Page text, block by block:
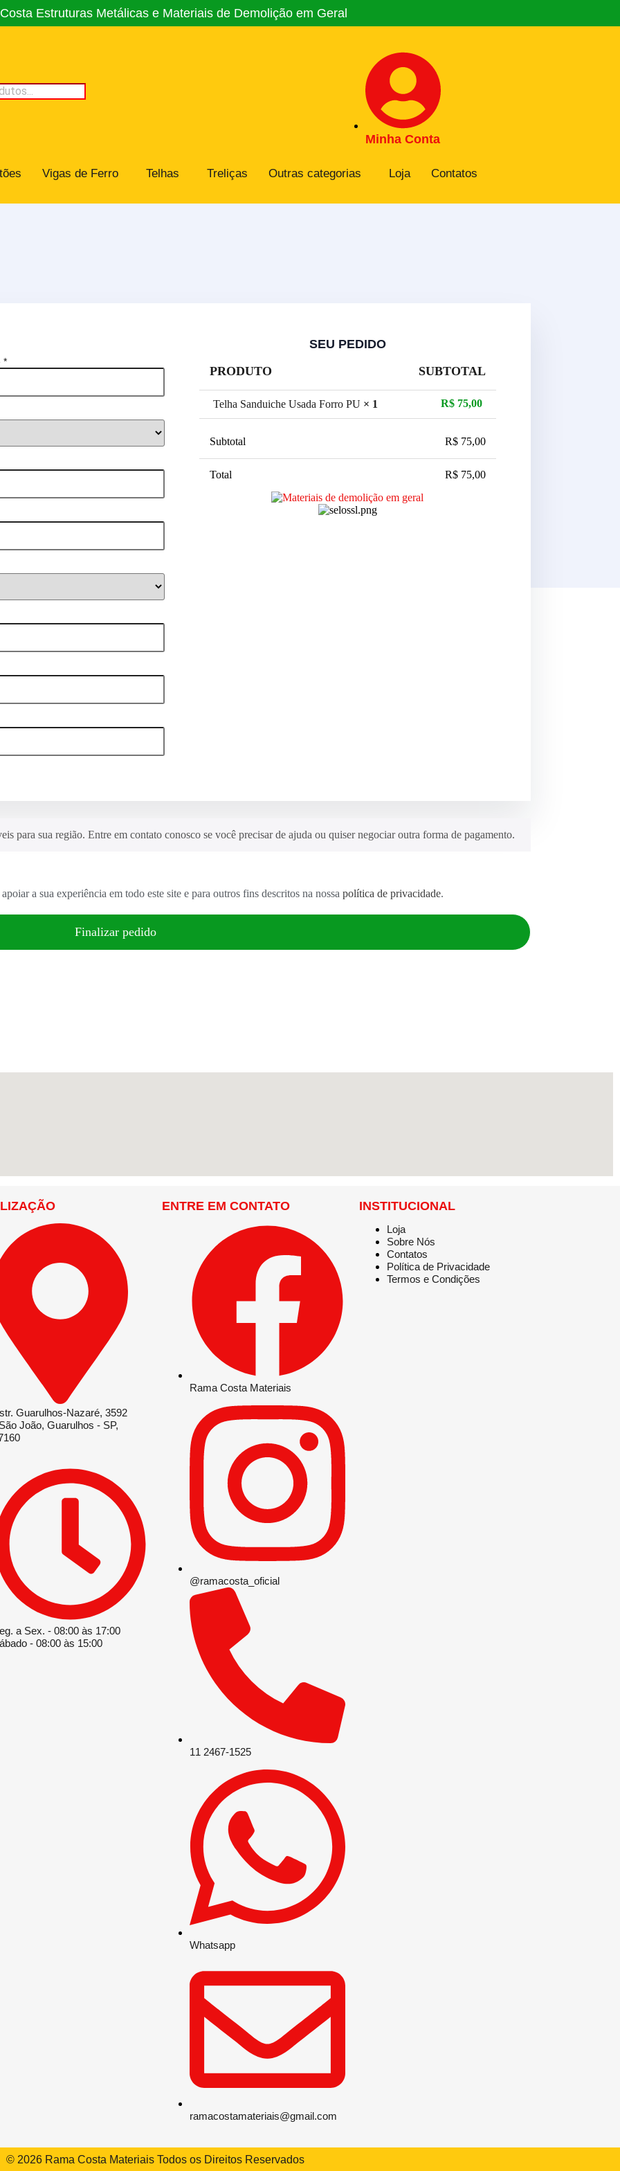
Estruturas Metálicas e Materiais de Demolição em Geral
Minha Conta
Vigas de Ferro Telhas Treliças Outras categorias Loja Contatos
*
SEU PEDIDO
PRODUTO
SUBTOTAL
Telha Sanduiche Usada Forro PU × 1 R$75,00
Subtotal R$75,00
Total R$75,00
para sua região. Entre em contato conosco se você precisar de ajuda ou quiser negociar outra forma de pagamento.
a sua experiência em todo este site e para outros fins descritos na nossa política de privacidade.
Finalizar pedido
Guarulhos-Nazaré, 3592
João, Guarulhos - SP,
a Sex. - 08:00 às 17:00
- 08:00 às 15:00
ENTRE EM CONTATO
Rama Costa Materiais
@ramacosta_oficial
11 2467-1525
Whatsapp
ramacostamateriais@gmail.com
INSTITUCIONAL
Loja
Sobre Nós
Contatos
Política de Privacidade
Termos e Condições
© 2026 Rama Costa Materiais Todos os Direitos Reservados